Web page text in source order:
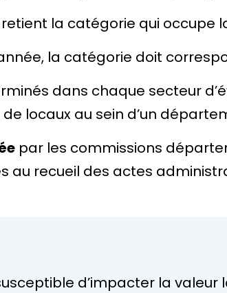
la catégorie qui occupe
la catégorie doit
dans chaque secteur
locaux au sein d’un
par les commissions
au recueil des actes
d’impacter la